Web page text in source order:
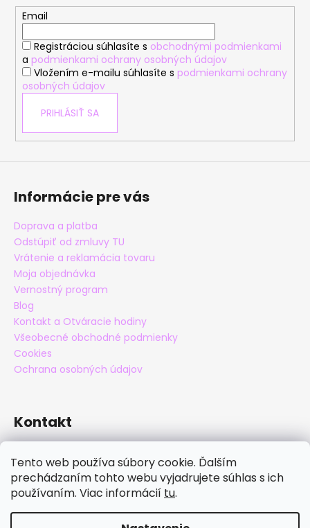
Tento web používa súbory cookie. Ďalším
prechádzaním tohto webu vyjadrujete súhlas s ich
používaním. Viac informácií tu.
Email
Registráciou súhlasíte s obchodnými podmienkami
a podmienkami ochrany osobných údajov
Vložením e-mailu súhlasíte s podmienkami ochrany
osobných údajov
PRIHLÁSIŤ SA
Informácie pre vás
Doprava a platba
Odstúpiť od zmluvy TU
Vrátenie a reklamácia tovaru
Moja objednávka
Vernostný program
Blog
Kontakt a Otváracie hodiny
Všeobecné obchodné podmienky
Cookies
Ochrana osobných údajov
Kontakt
+421 905 838 706
maxatko
maxatko_barefoot